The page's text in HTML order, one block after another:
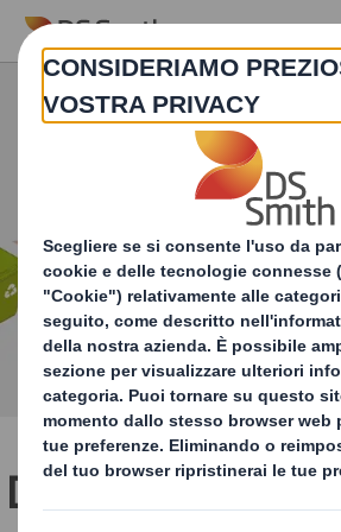
Skip to main content
DS Smith